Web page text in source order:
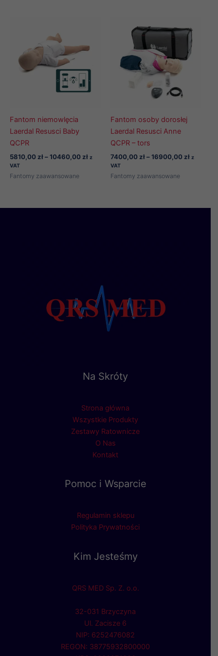
Fantom niemowlęcia
Laerdal Resusci Baby
QCPR
5810,00 zł–10460,00 złZakres
5810,00 zł
z
VAT
Fantomy zaawansowane
Fantom osoby dorosłej
Laerdal Resusci Anne
QCPR – tors
7400,00 zł – 16900,00 złZakres
z
VAT
Fantomy zaawansowane
Na Skróty
Strona główna
Wszystkie Produkty
Zestawy Ratownicze
O Nas
Kontakt
Pomoc i Wsparcie
Regulamin sklepu
Polityka Prywatności
Kim Jesteśmy
QRS MED Sp. Z. o.o.
32-031 Brzyczyna
Ul. Zacisze 6
NIP: 6252476082
REGON: 38775932800000